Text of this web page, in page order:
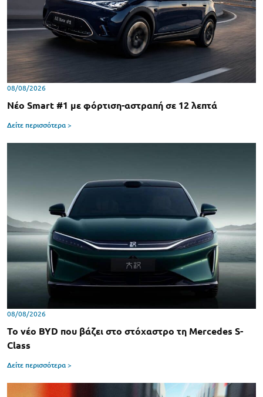
08/08/2026
Νέο Smart #1 με φόρτιση-αστραπή σε 12 λεπτά
Δείτε περισσότερα >
08/08/2026
Το νέο BYD που βάζει στο στόχαστρο τη Mercedes S-
Class
Δείτε περισσότερα >